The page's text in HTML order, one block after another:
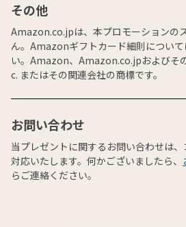
その他
Amazon.co.jpは、本プロモーションの
ん。Amazonギフトカード細則につい
い。Amazon、Amazon.co.jpおよびそ
c. またはその関連会社の商標です。
お問い合わせ
当プレゼントに関するお問い合わせは
対応いたします。何かございましたら、
らご連絡ください。